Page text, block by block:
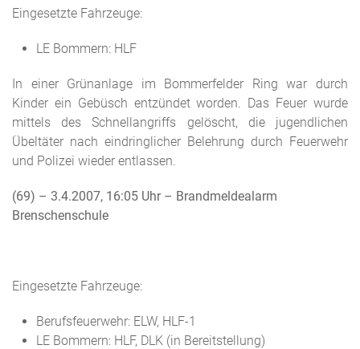
Eingesetzte Fahrzeuge:
LE Bommern: HLF
In einer Grünanlage im Bommerfelder Ring war durch
Kinder ein Gebüsch entzündet worden. Das Feuer wurde
mittels des Schnellangriffs gelöscht, die jugendlichen
Übeltäter nach eindringlicher Belehrung durch Feuerwehr
und Polizei wieder entlassen.
(69) – 3.4.2007, 16:05 Uhr – Brandmeldealarm
Brenschenschule
Eingesetzte Fahrzeuge:
Berufsfeuerwehr: ELW, HLF-1
LE Bommern: HLF, DLK (in Bereitstellung)